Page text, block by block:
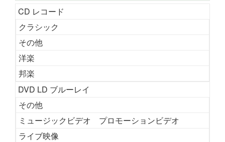
CD レコード
クラシック
その他
洋楽
邦楽
DVD LD ブルーレイ
その他
ミュージックビデオ プロモーションビデオ
ライブ映像